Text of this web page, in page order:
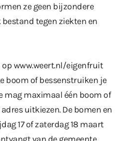
ze geen bijzondere
tegen ziekten en
opwww.weert.nl/eigenfruit
boom of bessenstruiken je
mag maximaal één boom of
uitkiezen. De bomen en
17 of zaterdag 18 maart
van de gemeente